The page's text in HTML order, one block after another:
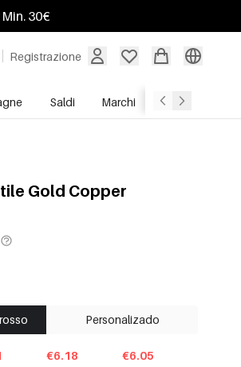
30€
Registrazione
Saldi Marchi Servizio
Gold Copper
Personalizado
€6.18 €6.05